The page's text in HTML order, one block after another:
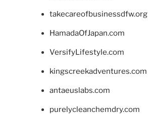
takecareofbusinessdfw.org
HamadaOfJapan.com
VersifyLifestyle.com
kingscreekadventures.com
antaeuslabs.com
purelycleanchemdry.com